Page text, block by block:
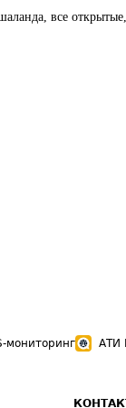
все
мониторинг АТИ